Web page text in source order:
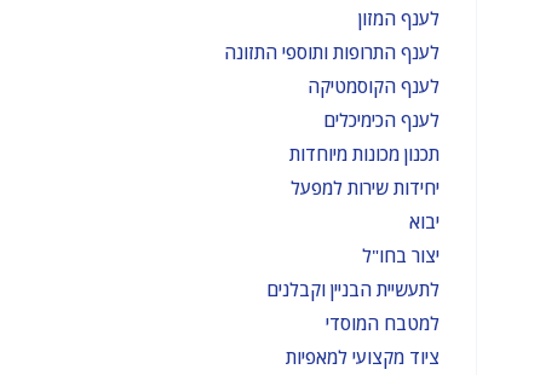
לענף המזון
לענף התרופות ותוספי התזונה
לענף הקוסמטיקה
לענף הכימיכלים
תכנון מכונות מיוחדות
יחידות שירות למפעל
יבוא
יצור בחו"ל
לתעשיית הבניין וקבלנים
למטבח המוסדי
ציוד מקצועי למאפיות